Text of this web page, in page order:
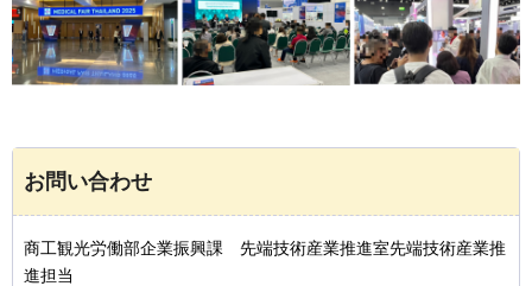
お問い合わせ
商工観光労働部企業振興課 先端技術産業推進室先端技術産業推
進担当